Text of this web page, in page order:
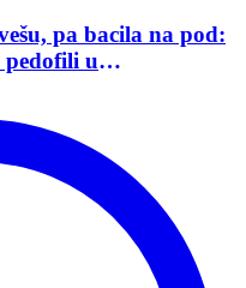
pa bacila na pod:
pedofili u